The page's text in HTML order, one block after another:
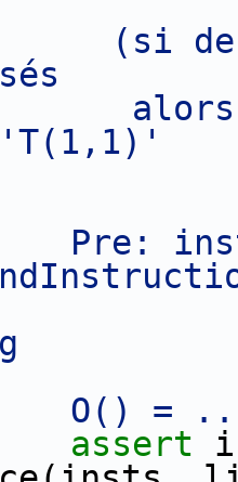
(si
Pre:
O() =
assert